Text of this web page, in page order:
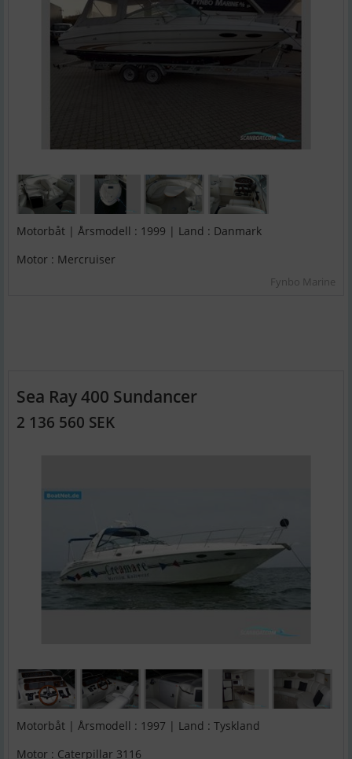
Motorbåt | Årsmodell : 1999 | Land : Danmark
Motor : Mercruiser
Fynbo Marine
Sea Ray 400 Sundancer
2 136 560 SEK
Motorbåt | Årsmodell : 1997 | Land : Tyskland
Motor : Caterpillar 3116